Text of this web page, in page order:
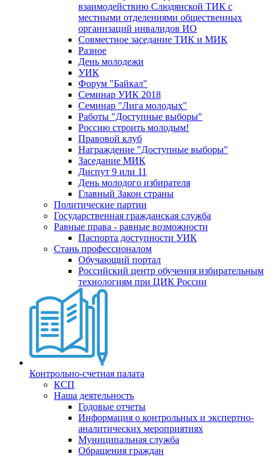
взаимодействию Слюдянской ТИК с
местными отделениями общественных
организаций инвалидов ИО
Совместное заседание ТИК и МИК
Разное
День молодежи
УИК
Форум "Байкал"
Семинар УИК 2018
Семинар "Лига молодых"
Работы "Доступные выборы"
Россию строить молодым!
Правовой клуб
Награждение "Доступные выборы"
Заседание МИК
Диспут 9 или 11
День молодого избирателя
Главный Закон страны
Политические партии
Государственная гражданская служба
Равные права - равные возможности
Паспорта доступности УИК
Стань профессионалом
Обучающий портал
Российский центр обучения избирательным
технологиям при ЦИК России
Контрольно-счетная палата
КСП
Наша деятельность
Годовые отчеты
Информация о контрольных и экспертно-
аналитических мероприятиях
Муниципальная служба
Обращения граждан